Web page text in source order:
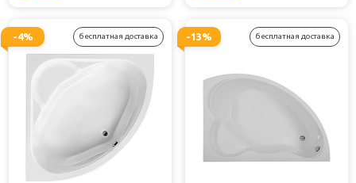
-4% бесплатная доставка -13% бесплатная доставка